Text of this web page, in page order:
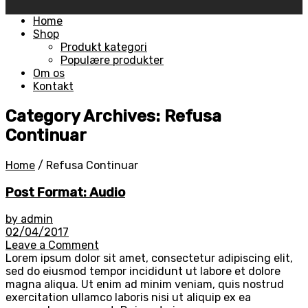
Skip
Home
Shop
Produkt kategori
Populære produkter
Om os
Kontakt
Category Archives: Refusa
Continuar
Home / Refusa Continuar
Post Format: Audio
by admin
02/04/2017
Leave a Comment
Lorem ipsum dolor sit amet, consectetur adipiscing elit,
sed do eiusmod tempor incididunt ut labore et dolore
magna aliqua. Ut enim ad minim veniam, quis nostrud
exercitation ullamco laboris nisi ut aliquip ex ea